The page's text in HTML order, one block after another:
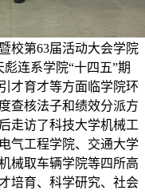
校第63届活动大会学院
连系学院“十四五”期
才育才等方面临学院环
查核法子和绩效分派方
走访了科技大学机械工
气工程学院、交通大学
械取车辆学院等四所高
培育、科学研究、社会